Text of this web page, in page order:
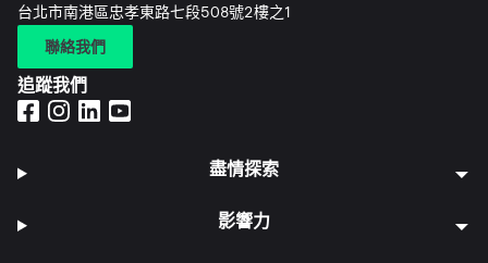
台北市南港區忠孝東路七段508號2樓之1
聯絡我們
追蹤我們
盡情探索
影響力